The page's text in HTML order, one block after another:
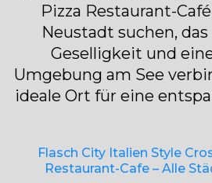
Pizza Restaurant-
Neustadt suchen,
Geselligkeit und
Umgebung am See
ideale Ort für eine
Flasch City Italien Style
Restaurant-Cafe – Alle